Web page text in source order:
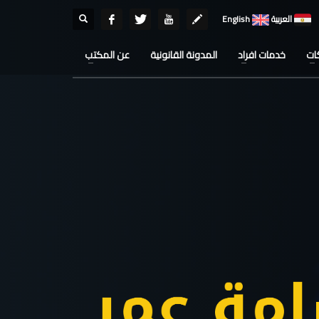
العربية English
خدمات افراد المدونة القانونية عن المكتب